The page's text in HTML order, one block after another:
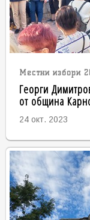
Местни избори
Георги
от община
24 окт. 2023